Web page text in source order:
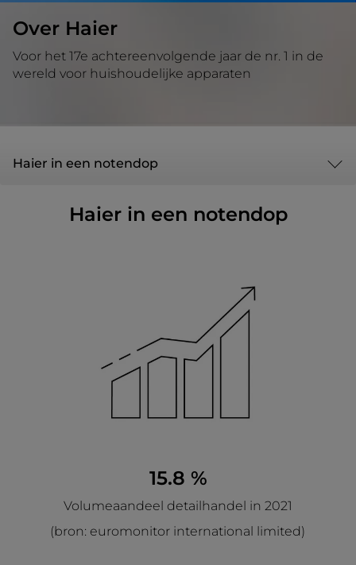
Over Haier
Voor het 17e achtereenvolgende jaar de nr. 1 in de
wereld voor huishoudelijke apparaten
Haier in een notendop
Haier in een notendop
15.8 %
Volumeaandeel detailhandel in 2021
(bron: euromonitor international limited)